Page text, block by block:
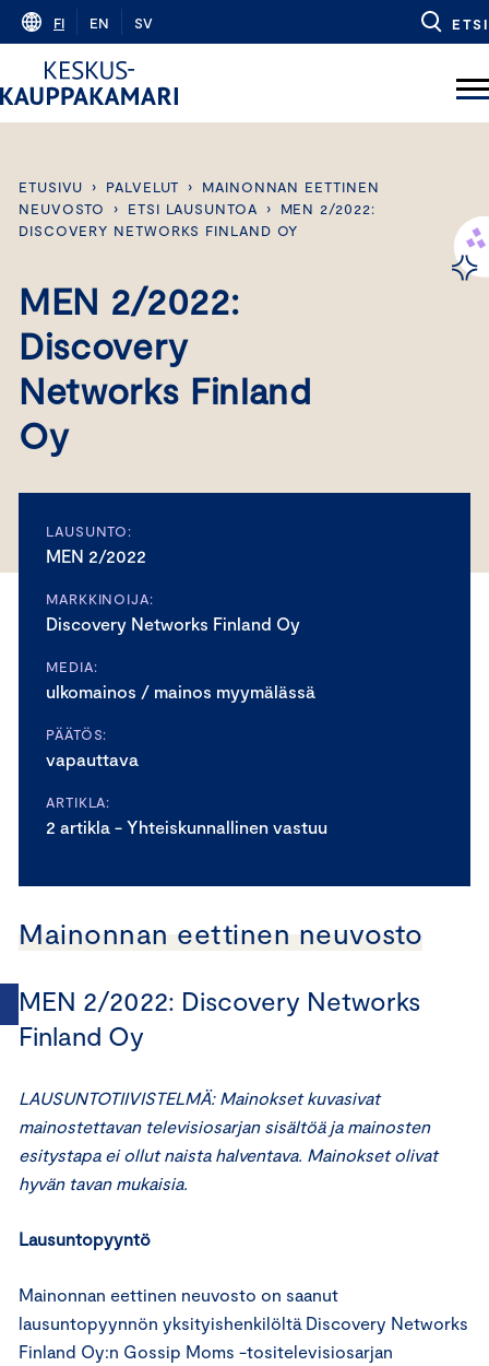
Skip
content
FI EN SV ETSI
ETUSIVU › PALVELUT ›
MAINONNAN EETTINEN
NEUVOSTO
› ETSI LAUSUNTOA ›
MEN 2/2022:
DISCOVERY NETWORKS FINLAND OY
MEN 2/2022:
Discovery
Networks Finland
Oy
LAUSUNTO:
MEN 2/2022
MARKKINOIJA:
Discovery Networks Finland Oy
MEDIA:
ulkomainos / mainos myymälässä
PÄÄTÖS:
vapauttava
ARTIKLA:
2 artikla - Yhteiskunnallinen vastuu
Mainonnan eettinen neuvosto
MEN 2/2022: Discovery Networks
Finland Oy
LAUSUNTOTIIVISTELMÄ: Mainokset kuvasivat
mainostettavan televisiosarjan sisältöä ja mainosten
esitystapa ei ollut naista halventava. Mainokset olivat
hyvän tavan mukaisia.
Lausuntopyyntö
Mainonnan eettinen neuvosto on saanut
lausuntopyynnön yksityishenkilöltä Discovery Networks
Finland Oy:n Gossip Moms -tositelevisiosarjan